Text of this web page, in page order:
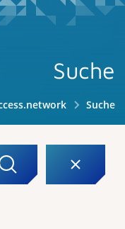
Suche
Suche